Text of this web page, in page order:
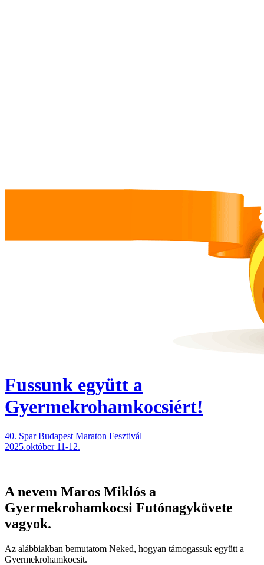
Fussunk együtt a
Gyermekrohamkocsiért!
40. Spar Budapest Maraton Fesztivál
2025.október 11-12.
A nevem Maros Miklós a
Gyermekrohamkocsi Futónagykövete
vagyok.
Az alábbiakban bemutatom Neked, hogyan támogassuk együtt a
Gyermekroham­kocsit.